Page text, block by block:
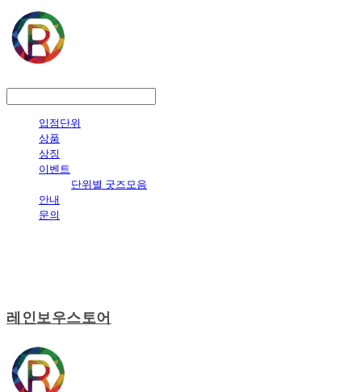
입점단위
상품
상징
이벤트
단위별 굿즈모음
안내
문의
레인보우스토어